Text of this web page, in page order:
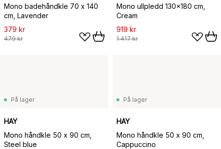
Mono badehåndkle 70 x 140
cm, Lavender
379 kr
479 kr
Mono ullpledd 130x180 cm,
Cream
919 kr
1 417 kr
På lager
HAY
Mono håndkle 50 x 90 cm,
Steel blue
På lager
HAY
Mono håndkle 50 x 90 cm,
Cappuccino